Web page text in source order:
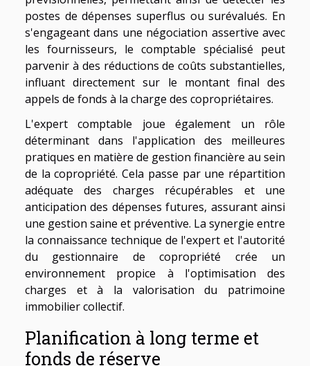
postes de dépenses superflus ou surévalués. En
s'engageant dans une négociation assertive avec
les fournisseurs, le comptable spécialisé peut
parvenir à des réductions de coûts substantielles,
influant directement sur le montant final des
appels de fonds à la charge des copropriétaires.
L'expert comptable joue également un rôle
déterminant dans l'application des meilleures
pratiques en matière de gestion financière au sein
de la copropriété. Cela passe par une répartition
adéquate des charges récupérables et une
anticipation des dépenses futures, assurant ainsi
une gestion saine et préventive. La synergie entre
la connaissance technique de l'expert et l'autorité
du gestionnaire de copropriété crée un
environnement propice à l'optimisation des
charges et à la valorisation du patrimoine
immobilier collectif.
Planification à long terme et
fonds de réserve